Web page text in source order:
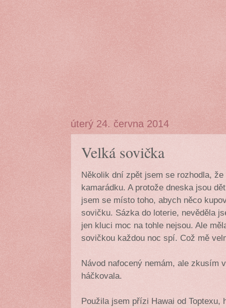
úterý 24. června 2014
Velká sovička
Několik dní zpět jsem se rozhodla,
kamarádku. A protože dneska jsou
jsem se místo toho, abych něco
sovičku. Sázka do loterie, nevěděla
jen kluci moc na tohle nejsou. Ale
sovičkou každou noc spí. Což mě
Návod nafocený nemám, ale zkusím
háčkovala.
Použila jsem přízi Hawai od Toptexu,